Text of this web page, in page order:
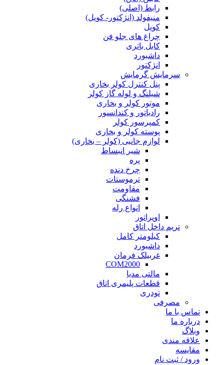
رابط (اصلی)
منیفولد (انژکتور- کویل)
کویل
چراغ های جلو فن
کابل باتری
داشبورد
انژکتور
سرمایش گرمایش
پنل کنترل کولر بخاری
شیلنگ و لوله گاز کولر
موتور کولر و بخاری
رادیاتور و کندانسور
کمپرسور کولر
پوسته کولر و بخاری
لوازم جانبی (کولر – بخاری)
شیر انبساط
پره
چرخ دنده
ترموستات
مقاومت
فشنگی
انواع رله
اوپراتور
تریم داخل اتاق
کیلومتر کامل
داشبورد
غربیلک فرمان
COM2000
مالتی مدیا
قطعات پلیمری اتاق
تودری
مصرفی
تماس با ما
درباره ما
وبلاگ
علاقه مندی
مقايسه
ورود / ثبت نام